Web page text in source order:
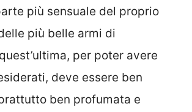
più sensuale del proprio
più belle armi di
per poter avere
deve essere ben
ben profumata e